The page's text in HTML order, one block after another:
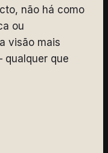
não há como
ou
visão mais
qualquer que